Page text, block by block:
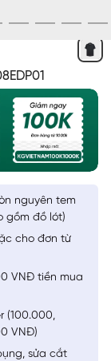
nguyên tem
gồm đồ lót)
cho đơn từ
VNĐ tiền mua
(100.000,
VNĐ)
sửa cắt